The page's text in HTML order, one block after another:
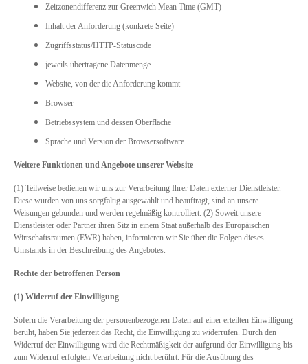
Zeitzonendifferenz zur Greenwich Mean Time (GMT)
Inhalt der Anforderung (konkrete Seite)
Zugriffsstatus/HTTP-Statuscode
jeweils übertragene Datenmenge
Website, von der die Anforderung kommt
Browser
Betriebssystem und dessen Oberfläche
Sprache und Version der Browsersoftware.
Weitere Funktionen und Angebote unserer Website
(1) Teilweise bedienen wir uns zur Verarbeitung Ihrer Daten externer Dienstleister.
Diese wurden von uns sorgfältig ausgewählt und beauftragt, sind an unsere
Weisungen gebunden und werden regelmäßig kontrolliert. (2) Soweit unsere
Dienstleister oder Partner ihren Sitz in einem Staat außerhalb des Europäischen
Wirtschaftsraumen (EWR) haben, informieren wir Sie über die Folgen dieses
Umstands in der Beschreibung des Angebotes.
Rechte der betroffenen Person
(1) Widerruf der Einwilligung
Sofern die Verarbeitung der personenbezogenen Daten auf einer erteilten Einwilligung
beruht, haben Sie jederzeit das Recht, die Einwilligung zu widerrufen. Durch den
Widerruf der Einwilligung wird die Rechtmäßigkeit der aufgrund der Einwilligung bis
zum Widerruf erfolgten Verarbeitung nicht berührt. Für die Ausübung des